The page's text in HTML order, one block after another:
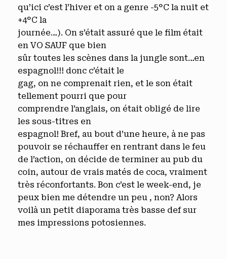
qu’ici c’est l’hiver et on a genre -5°C la nuit et
+4°C la
journée…). On s’était assuré que le film était
en VO SAUF que bien
sûr toutes les scènes dans la jungle sont…en
espagnol!!! donc c’était le
gag, on ne comprenait rien, et le son était
tellement pourri que pour
comprendre l’anglais, on était obligé de lire
les sous-titres en
espagnol! Bref, au bout d’une heure, à ne pas
pouvoir se réchauffer en rentrant dans le feu
de l’action, on décide de terminer au pub du
coin, autour de vrais matés de coca, vraiment
très réconfortants. Bon c’est le week-end, je
peux bien me détendre un peu , non? Alors
voilà un petit diaporama très basse def sur
mes impressions potosiennes.